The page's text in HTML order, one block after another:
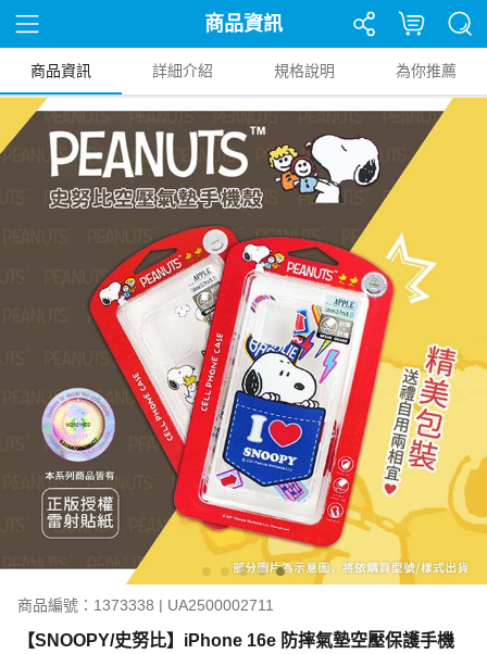
商品資訊
商品資訊 詳細介紹 規格說明 為你推薦
商品編號：1373338 | UA2500002711
【SNOOPY/史努比】iPhone 16e 防摔氣墊空壓保護手機